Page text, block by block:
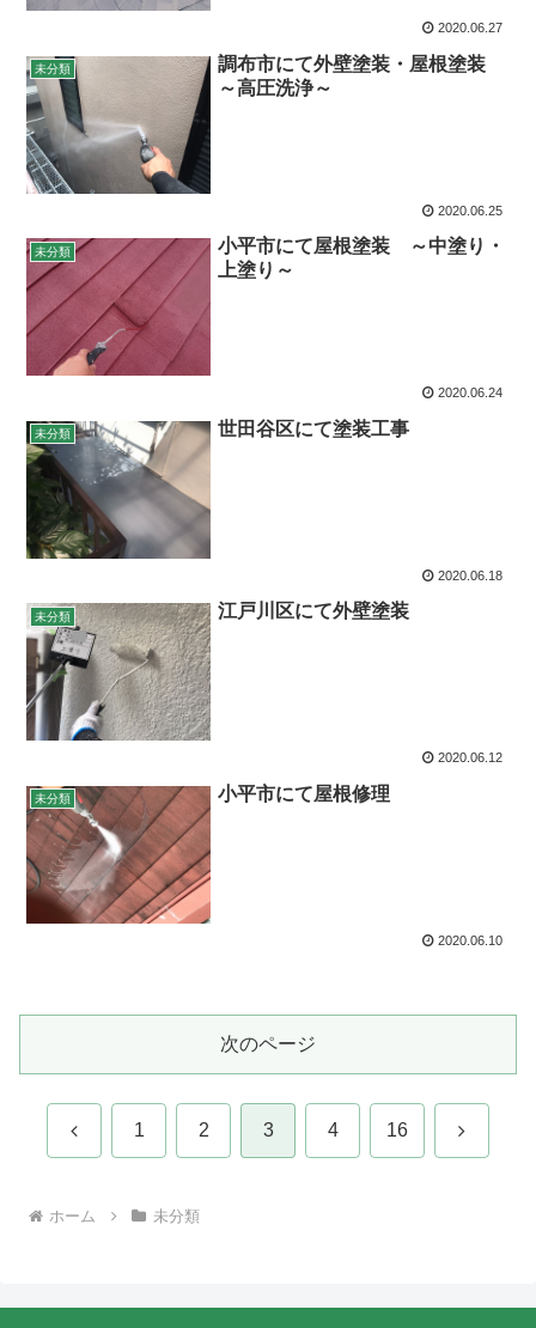
2020.06.27
未分類
調布市にて外壁塗装・屋根塗装
～高圧洗浄～
2020.06.25
未分類
小平市にて屋根塗装 ～中塗り・
上塗り～
2020.06.24
未分類 世田谷区にて塗装工事
2020.06.18
未分類 江戸川区にて外壁塗装
2020.06.12
未分類 小平市にて屋根修理
2020.06.10
次のページ
前 1 2 3 4 16 次
ホーム 未分類